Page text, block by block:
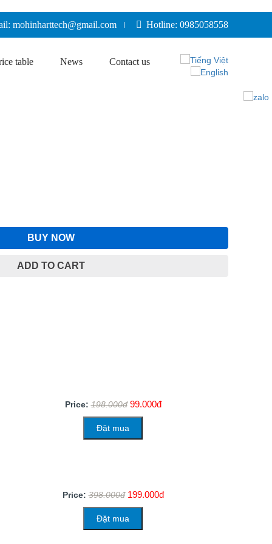
mohinharttech@gmail.com Hotline: 0985058558
table News Contact us
BUY NOW
ADD TO CART
Price: 198.000đ 99.000đ
Đặt mua
Price: 398.000đ 199.000đ
Đặt mua